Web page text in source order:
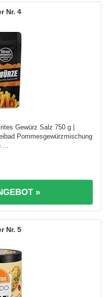
4
Gewürz Salz 750 g |
Pommesgewürzmischung
...
»
5